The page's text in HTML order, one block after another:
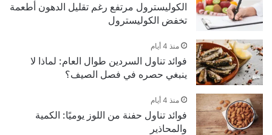
الكوليسترول مرتفع رغم تقليل الدهون أطعمة
تخفض الكوليسترول
منذ 4 أيام
فوائد تناول السردين طوال العام: لماذا لا
ينبغي حصره في فصل الصيف؟
منذ 4 أيام
فوائد تناول حفنة من اللوز يوميًا: الكمية
والمحاذير